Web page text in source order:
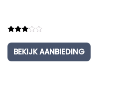
3.00
out of
5
BEKIJK AANBIEDING